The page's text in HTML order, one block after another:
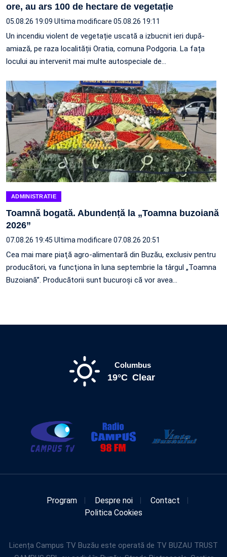
ore, au ars 100 de hectare de vegetație
05.08.26 19:09 Ultima modificare 05.08.26 19:11
Un incendiu violent de vegetație uscată a izbucnit ieri după-
amiază, pe raza localității Oratia, comuna Podgoria. La fața
locului au intervenit mai multe autospeciale de…
ADMINISTRATIE
Toamnă bogată. Abundență la „Toamna buzoiană
2026”
07.08.26 19:45 Ultima modificare 07.08.26 20:51
Cea mai mare piaţă agro-alimentară din Buzău, exclusiv pentru
producători, va funcţiona în luna septembrie la târgul „Toamna
Buzoiană”. Producătorii sunt bucuroşi că vor avea…
Columbus
19°C Clear
Program Despre noi
Contact
Politica Cookies
Licența Campus TV Buzău este operată de TV BUZAU TRUST